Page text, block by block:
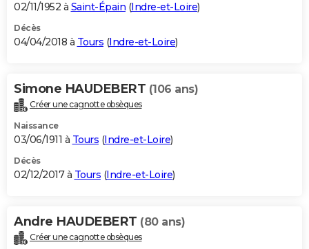
02/11/1952 à Saint-Épain (Indre-et-Loire)
Décès
04/04/2018 à Tours (Indre-et-Loire)
Simone HAUDEBERT (106 ans)
Créer une cagnotte obsèques
Naissance
03/06/1911 à Tours (Indre-et-Loire)
Décès
02/12/2017 à Tours (Indre-et-Loire)
Andre HAUDEBERT (80 ans)
Créer une cagnotte obsèques